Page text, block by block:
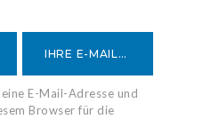
E-Mail-Adresse und
Browser für die